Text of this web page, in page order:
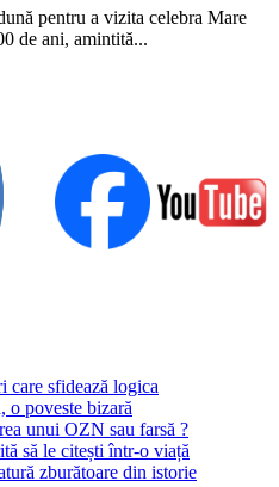
pentru a vizita celebra Mare
de ani, amintită...
care sfidează logica
o poveste bizară
unui OZN sau farsă ?
să le citești într-o viață
zburătoare din istorie